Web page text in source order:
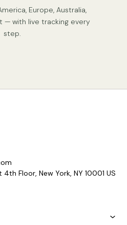
Europe, Australia,
— with live tracking every
step.
Floor, New York, NY 10001 US